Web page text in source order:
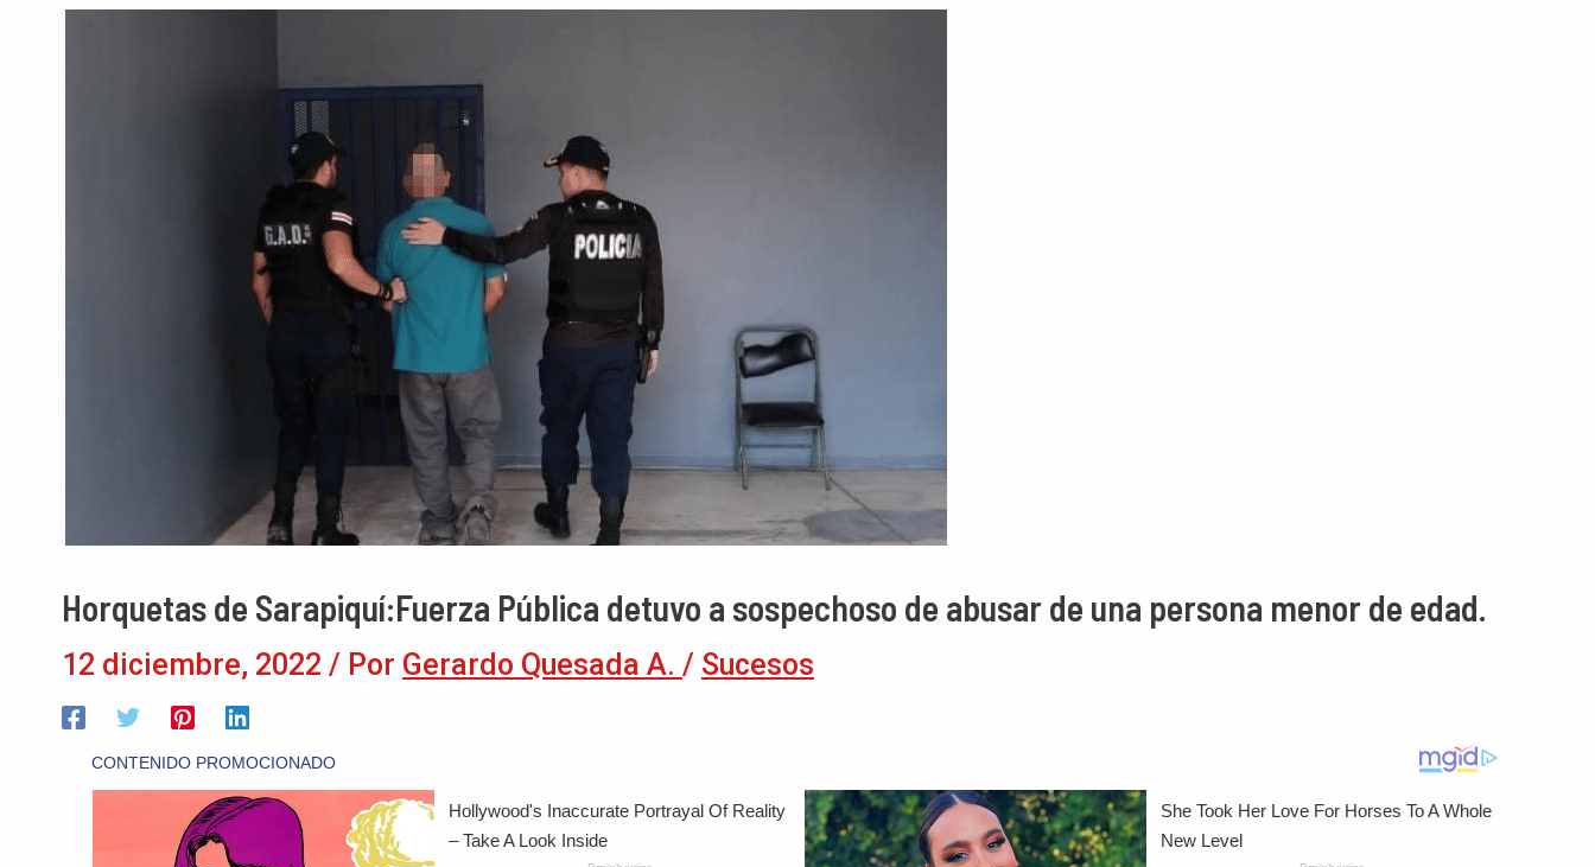
Horquetas de Sarapiquí:Fuerza Pública detuvo a sospechoso de abusar de una persona menor de edad.
12 diciembre, 2022 / Por Gerardo Quesada A. / Sucesos